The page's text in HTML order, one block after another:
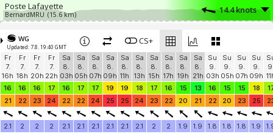
Poste Lafayette
BernardMRU (15.6 km) 14.4 knots
WG
Updated: 7.8. 19:40 GMT
CS+
Fr
7.
16h
Fr
7.
18h
Fr
7.
20h
Fr
7.
22h
Sa
8.
03h
Sa
8.
05h
Sa
8.
07h
Sa
8.
09h
Sa
8.
11h
Sa
8.
13h
Sa
8.
15h
Sa
8.
17h
Sa
8.
19h
Sa
8.
21h
Su
9.
03h
Su
9.
05h
Su
9.
07h
Su
9.
09h
16
16 16 17 16 17 17 19 19 18 17 16 15 13 16 15 15 18
21
22 23 24 22 22 24 25 25 24 23 22 20 21 22 20 23 25
2.1 2 2 2 2.1 2.1 2.1 2.1 2.1 2.1 2 2 1.9 1.9 1.8 1.8 1.8 1.9